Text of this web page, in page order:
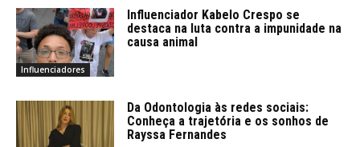
Influenciadores
Influenciador Kabelo Crespo se
destaca na luta contra a impunidade na
causa animal
Da Odontologia às redes sociais:
Conheça a trajetória e os sonhos de
Rayssa Fernandes